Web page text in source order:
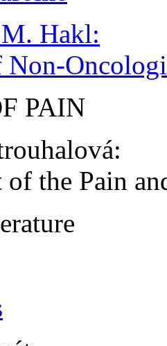
Hakl:
Non-
PAIN
of the Pain